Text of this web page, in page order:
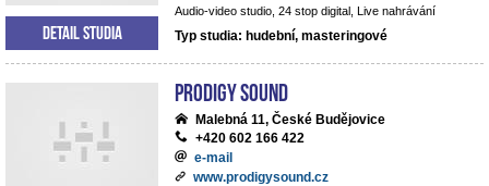
Audio-video studio, 24 stop digital, Live nahrávání
Typ studia: hudební, masteringové
Detail studia
Prodigy Sound
Malebná 11, České Budějovice
+420 602 166 422
e-mail
www.prodigysound.cz